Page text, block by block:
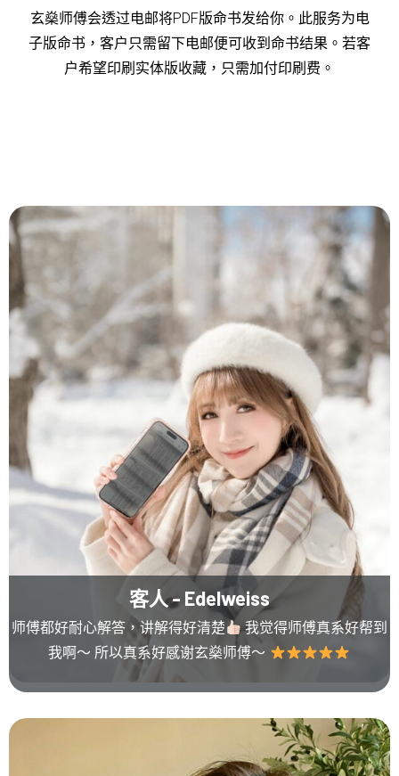
玄燊师傅会透过电邮将PDF版命书发给你。此服务为电
子版命书，客户只需留下电邮便可收到命书结果。若客
户希望印刷实体版收藏，只需加付印刷费。
客人 - Edelweiss
师傅都好耐心解答，讲解得好清楚
我觉得师傅真系好帮到
我啊～ 所以真系好感谢玄燊师傅～